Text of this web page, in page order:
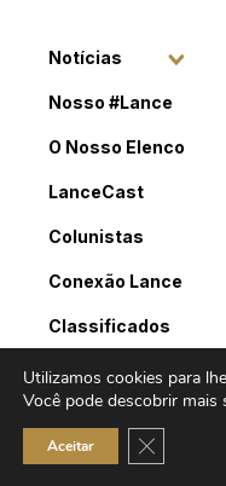
Notícias
Nosso #Lance
O Nosso Elenco
LanceCast
Colunistas
Conexão Lance
Classificados
Contato
Utilizamos cookies para
Você pode descobrir
Aceitar Close